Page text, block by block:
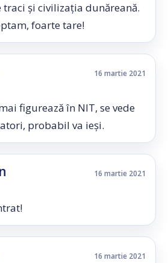
traci și civilizația dunăreană.
foarte tare!
16 martie 2021
figurează în NIT, se vede
probabil va ieși.
16 martie 2021
16 martie 2021